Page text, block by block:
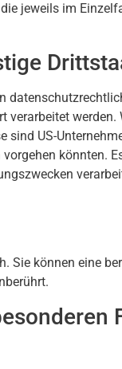
jeweils im
US-
könnten.
können eine